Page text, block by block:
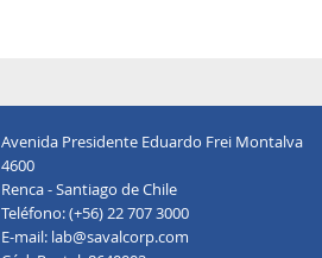
Avenida Presidente Eduardo Frei Montalva
4600
Renca - Santiago de Chile
Teléfono: (+56) 22 707 3000
E-mail: lab@savalcorp.com